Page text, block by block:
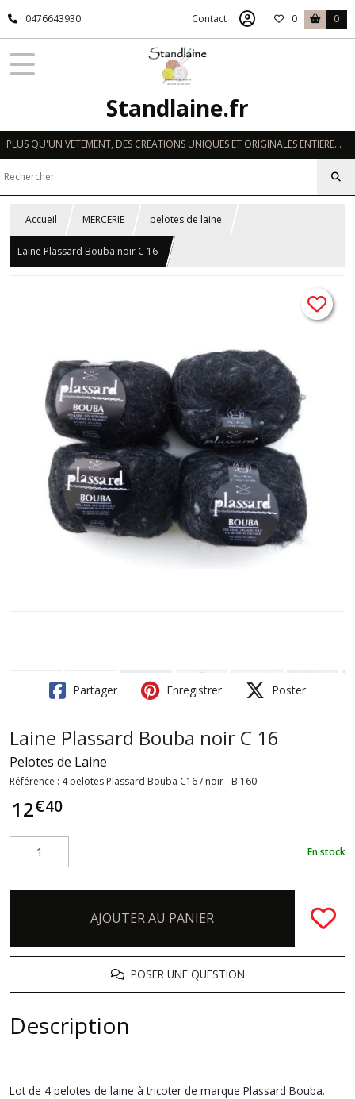
0476643930 Contact 0 0
Standlaine.fr
PLUS QU'UN VETEMENT, DES CREATIONS UNIQUES ET ORIGINALES ENTIEREMENT REALISEES A LA MAIN EN FRANCE
Accueil MERCERIE pelotes de laine
Laine Plassard Bouba noir C 16
Partager Enregistrer Poster
Laine Plassard Bouba noir C 16
Pelotes de Laine
Référence : 4 pelotes Plassard Bouba C16 / noir - B 160
12€40
En stock
AJOUTER AU PANIER
POSER UNE QUESTION
Description
Lot de 4 pelotes de laine à tricoter de marque Plassard Bouba.